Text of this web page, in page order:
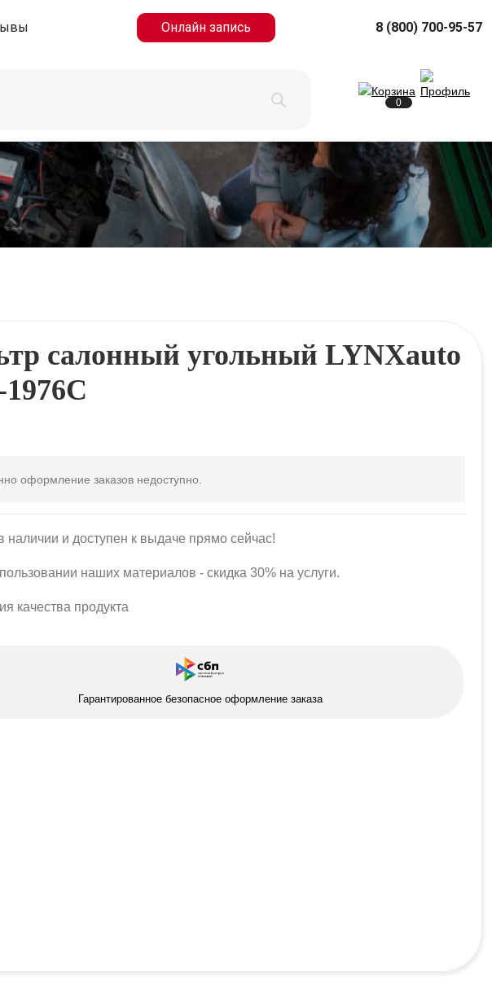
Онлайн запись 8 (800) 700-95-57
0
салонный угольный LYNXauto
оформление заказов недоступно.
наличии и доступен к выдаче прямо сейчас!
наших материалов - скидка 30% на услуги.
качества продукта
Гарантированное безопасное оформление заказа